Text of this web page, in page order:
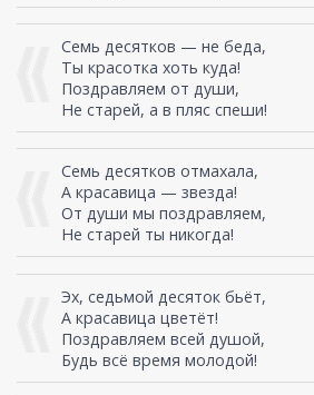
Семь десятков — не беда,
Ты красотка хоть куда!
Поздравляем от души,
Не старей, а в пляс спеши!
Семь десятков отмахала,
А красавица — звезда!
От души мы поздравляем,
Не старей ты никогда!
Эх, седьмой десяток бьёт,
А красавица цветёт!
Поздравляем всей душой,
Будь всё время молодой!